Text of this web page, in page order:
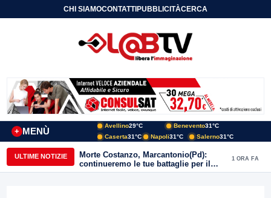
CHI SIAMOCONTATTIPUBBLICITÀCERCA
MENÙ
+
Avellino29°C Benevento31°C
Caserta31°C Napoli31°C Salerno31°C
ULTIME NOTIZIE
Morte Costanzo, Marcantonio(Pd):
continueremo le tue battaglie per il
Sannio
1 ORA FA